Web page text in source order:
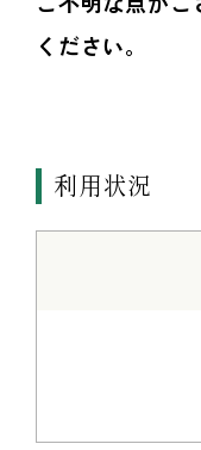
ください。
利用状況